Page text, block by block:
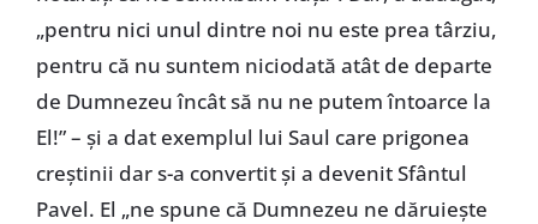
„pentru nici unul dintre noi nu este prea târziu,
pentru că nu suntem niciodată atât de departe
de Dumnezeu încât să nu ne putem întoarce la
El!” – și a dat exemplul lui Saul care prigonea
creștinii dar s-a convertit și a devenit Sfântul
Pavel. El „ne spune că Dumnezeu ne dăruiește